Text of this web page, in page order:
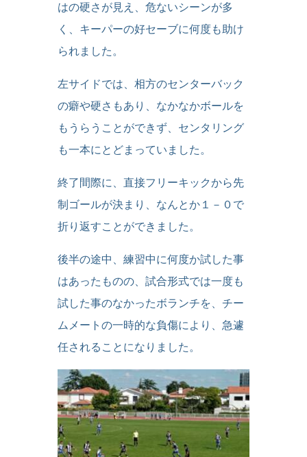
はの硬さが見え、危ないシーンが多
く、キーパーの好セーブに何度も助け
られました。
左サイドでは、相方のセンターバック
の癖や硬さもあり、なかなかボールを
もうらうことができず、センタリング
も一本にとどまっていました。
終了間際に、直接フリーキックから先
制ゴールが決まり、なんとか１－０で
折り返すことができました。
後半の途中、練習中に何度か試した事
はあったものの、試合形式では一度も
試した事のなかったボランチを、チー
ムメートの一時的な負傷により、急遽
任されることになりました。